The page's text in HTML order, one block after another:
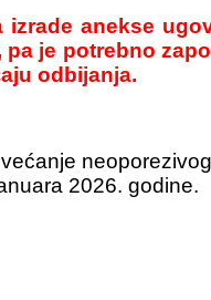
anekse
je potrebno
odbijanja.
2026. godine.